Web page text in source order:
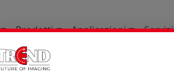
Prodotti Applicazioni